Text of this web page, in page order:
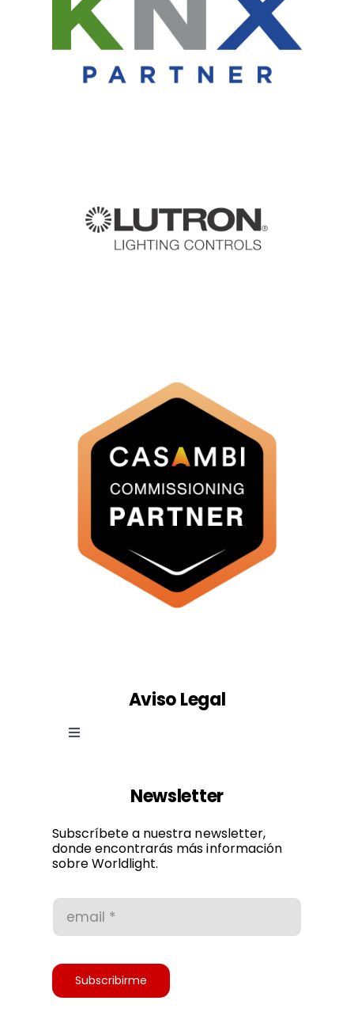
Aviso Legal
Toggle
Política de privacidad
Accesibilidad
Newsletter
Subscríbete a nuestra newsletter,
donde encontrarás más información
sobre Worldlight.
Subscribirme